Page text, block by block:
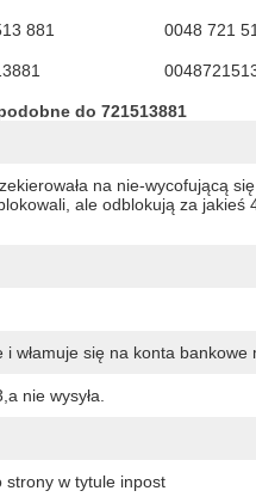
881 0048 721
do 721513881
na nie-wycofującą
ale odblokują za jakieś
i włamuje się na konta
nie wysyła.
strony w tytule inpost